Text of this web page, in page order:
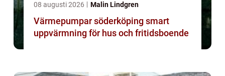
08 augusti 2026 Malin Lindgren
Värmepumpar söderköping smart
uppvärmning för hus och fritidsboende